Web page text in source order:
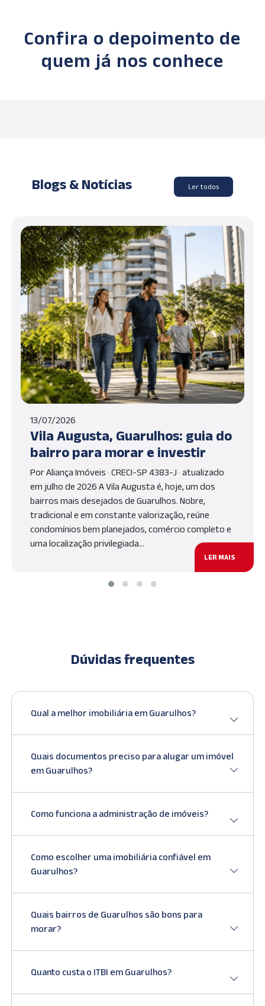
Confira o depoimento de
quem já nos conhece
Blogs & Notícias Ler todos
13/07/2026
Vila Augusta, Guarulhos: guia do
bairro para morar e investir
Por Aliança Imóveis · CRECI-SP 4383-J · atualizado
em julho de 2026 A Vila Augusta é, hoje, um dos
bairros mais desejados de Guarulhos. Nobre,
tradicional e em constante valorização, reúne
condomínios bem planejados, comércio completo e
uma localização privilegiada…
LER MAIS
Dúvidas frequentes
Qual a melhor imobiliária em Guarulhos?
Quais documentos preciso para alugar um imóvel
em Guarulhos?
Como funciona a administração de imóveis?
Como escolher uma imobiliária confiável em
Guarulhos?
Quais bairros de Guarulhos são bons para
morar?
Quanto custa o ITBI em Guarulhos?